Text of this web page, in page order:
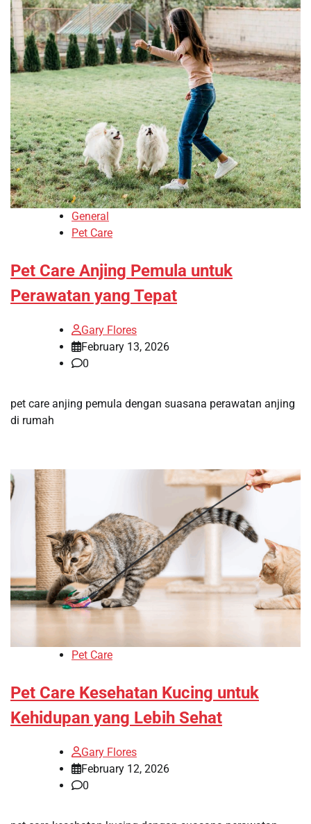
General
Pet Care
Pet Care Anjing Pemula untuk
Perawatan yang Tepat
Gary Flores
February 13, 2026
0
pet care anjing pemula dengan suasana perawatan anjing
di rumah
Pet Care
Pet Care Kesehatan Kucing untuk
Kehidupan yang Lebih Sehat
Gary Flores
February 12, 2026
0